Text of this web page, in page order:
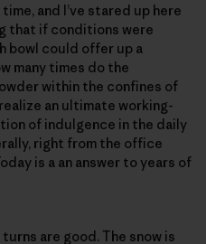
and I’ve stared up here
that if conditions were
bowl could offer up a
many times do the
within the confines of
an ultimate working-
of indulgence in the daily
right from the office
is a an answer to years of
are good. The snow is